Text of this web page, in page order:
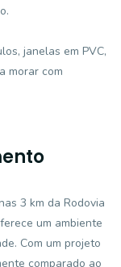
janelas em PVC,
morar com
3 km da Rodovia
um ambiente
Com um projeto
comparado ao